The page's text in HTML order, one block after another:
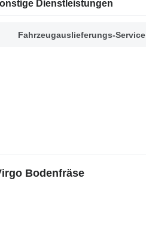
Dienstleistungen
Fahrzeugauslieferungs-Service
Bodenfräse